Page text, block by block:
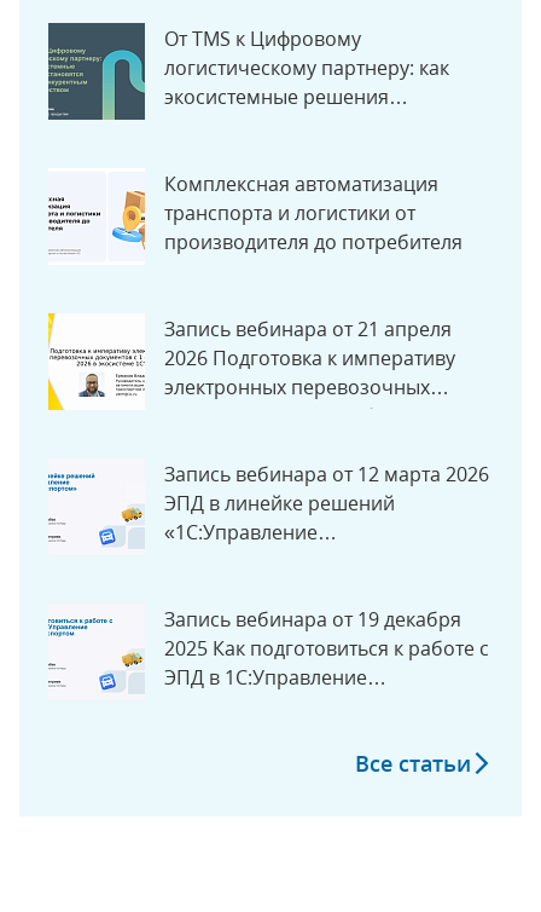
От TMS к Цифровому
логистическому партнеру: как
экосистемные решения
Комплексная автоматизация
транспорта и логистики от
производителя до потребителя
Запись вебинара от 21 апреля
2026 Подготовка к императиву
электронных перевозочных
документов с 1 сентября 2026 в
Запись вебинара от 12 марта 2026
ЭПД в линейке решений
«1С:Управление
Запись вебинара от 19 декабря
2025 Как подготовиться к работе с
ЭПД в 1С:Управление
Все статьи